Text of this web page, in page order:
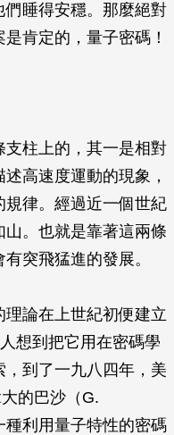
們睡得安穩。那麼絕對
肯定的，量子密碼！
柱上的，其一是相對
高速度運動的現象，
律。經過近一個世紀
。也就是靠著這兩條
突飛猛進的發展。
論在上世紀初便建立
想到把它用在密碼學
到了一九八四年，美
的巴沙（G.
利用量子特性的密碼